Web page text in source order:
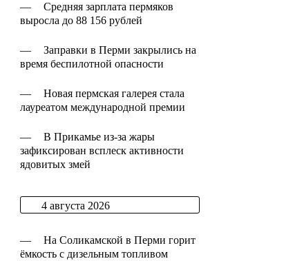
—
Средняя зарплата пермяков
выросла до 88 156 рублей
—
Заправки в Перми закрылись на
время беспилотной опасности
—
Новая пермская галерея стала
лауреатом международной премии
—
В Прикамье из-за жары
зафиксирован всплеск активности
ядовитых змей
4 августа 2026
—
На Соликамской в Перми горит
ёмкость с дизельным топливом